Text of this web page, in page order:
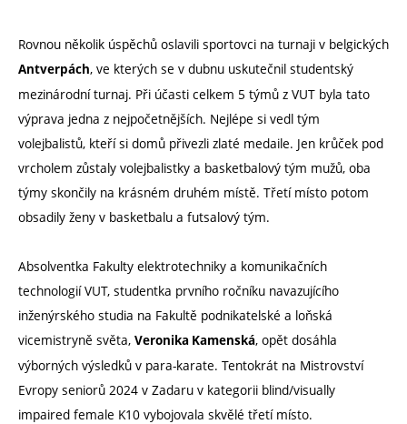
Rovnou několik úspěchů oslavili sportovci na turnaji v belgických
Antverpách, ve kterých se v dubnu uskutečnil studentský
mezinárodní turnaj. Při účasti celkem 5 týmů z VUT byla tato
výprava jedna z nejpočetnějších. Nejlépe si vedl tým
volejbalistů, kteří si domů přivezli zlaté medaile. Jen krůček pod
vrcholem zůstaly volejbalistky a basketbalový tým mužů, oba
týmy skončily na krásném druhém místě. Třetí místo potom
obsadily ženy v basketbalu a futsalový tým.
Absolventka Fakulty elektrotechniky a komunikačních
technologií VUT, studentka prvního ročníku navazujícího
inženýrského studia na Fakultě podnikatelské a loňská
vicemistryně světa, Veronika Kamenská, opět dosáhla
výborných výsledků v para-karate. Tentokrát na Mistrovství
Evropy seniorů 2024 v Zadaru v kategorii blind/visually
impaired female K10 vybojovala skvělé třetí místo.